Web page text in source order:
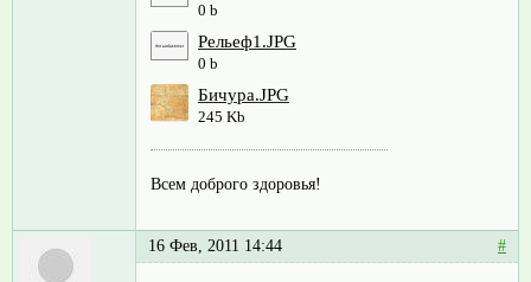
0 b
Рельеф1.JPG
0 b
Бичура.JPG
245 Kb
Всем доброго здоровья!
16 Фев, 2011 14:44 #